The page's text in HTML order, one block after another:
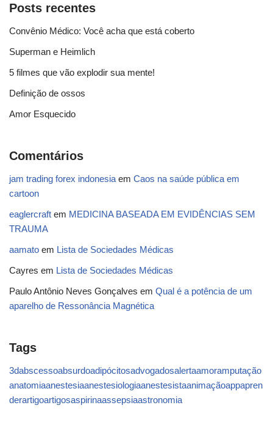
Posts recentes
Convênio Médico: Você acha que está coberto
Superman e Heimlich
5 filmes que vão explodir sua mente!
Definição de ossos
Amor Esquecido
Comentários
jam trading forex indonesia em Caos na saúde pública em
cartoon
eaglercraft em MEDICINA BASEADA EM EVIDÊNCIAS SEM
TRAUMA
aamato em Lista de Sociedades Médicas
Cayres em Lista de Sociedades Médicas
Paulo Antônio Neves Gonçalves em Qual é a potência de um
aparelho de Ressonância Magnética
Tags
3dabscessoabsurdoadipócitosadvogadosalertaamoramputação
anatomiaanestesiaanestesiologiaanestesistaanimaçãoappapren
derartigoartigosaspirinaassepsiaastronomia